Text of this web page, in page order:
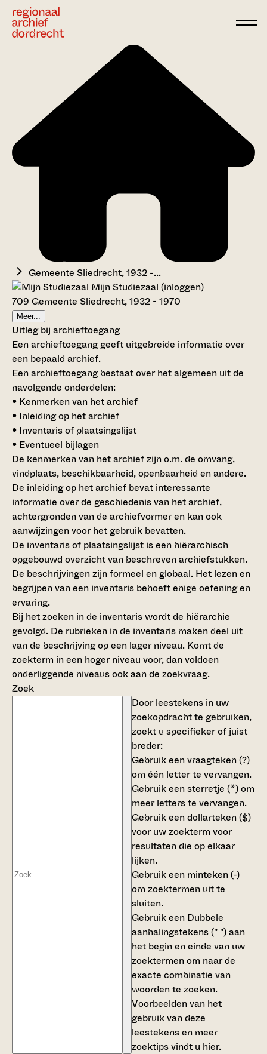
Gemeente Sliedrecht, 1932 -...
Mijn Studiezaal (inloggen)
709 Gemeente Sliedrecht, 1932 - 1970
Meer...
Uitleg bij archieftoegang
Een archieftoegang geeft uitgebreide informatie over
een bepaald archief.
Een archieftoegang bestaat over het algemeen uit de
navolgende onderdelen:
• Kenmerken van het archief
• Inleiding op het archief
• Inventaris of plaatsingslijst
• Eventueel bijlagen
De kenmerken van het archief zijn o.m. de omvang,
vindplaats, beschikbaarheid, openbaarheid en andere.
De inleiding op het archief bevat interessante
informatie over de geschiedenis van het archief,
achtergronden van de archiefvormer en kan ook
aanwijzingen voor het gebruik bevatten.
De inventaris of plaatsingslijst is een hiërarchisch
opgebouwd overzicht van beschreven archiefstukken.
De beschrijvingen zijn formeel en globaal. Het lezen en
begrijpen van een inventaris behoeft enige oefening en
ervaring.
Bij het zoeken in de inventaris wordt de hiërarchie
gevolgd. De rubrieken in de inventaris maken deel uit
van de beschrijving op een lager niveau. Komt de
zoekterm in een hoger niveau voor, dan voldoen
onderliggende niveaus ook aan de zoekvraag.
Zoek
Door leestekens in uw
zoekopdracht te gebruiken,
zoekt u specifieker of juist
breder:
Gebruik eenvraagteken (?)
om één letter te vervangen.
Gebruik eensterretje (*)om
meer letters te vervangen.
Gebruik eendollarteken ($)
voor uw zoekterm voor
resultaten die op elkaar
lijken.
Gebruik een minteken (-)
om zoektermen uit te
sluiten.
Gebruik een Dubbele
aanhalingstekens (" ")aan
het begin en einde van uw
zoektermen om naar de
exacte combinatie van
woorden te zoeken.
Voorbeelden van het
gebruik van deze
leestekens en meer
zoektips vindt u hier.